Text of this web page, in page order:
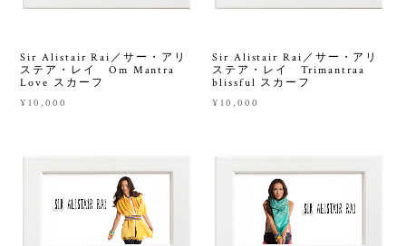
Sir Alistair Rai／サー・アリ
ステア・レイ Om Mantra
Love スカーフ
¥10,000
Sir Alistair Rai／サー・アリ
ステア・レイ Trimantraa
blissful スカーフ
¥10,000